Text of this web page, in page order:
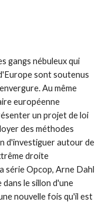
gangs nébuleux qui
sont soutenus
Au même
européenne
un projet de loi
des méthodes
d'investiguer autour de
droite
série Opcop, Arne Dahl
le sillon d'une
nouvelle fois qu'il est